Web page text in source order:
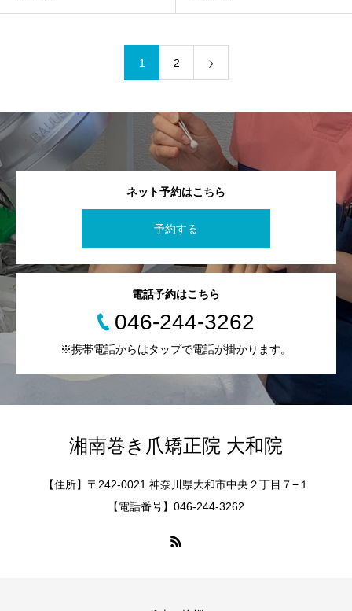
1 2
ネット予約はこちら
予約する
電話予約はこちら
046-244-3262
※携帯電話からはタップで電話が掛かります。
湘南巻き爪矯正院 大和院
【住所】〒242-0021 神奈川県大和市中央２丁目７−１
【電話番号】046-244-3262